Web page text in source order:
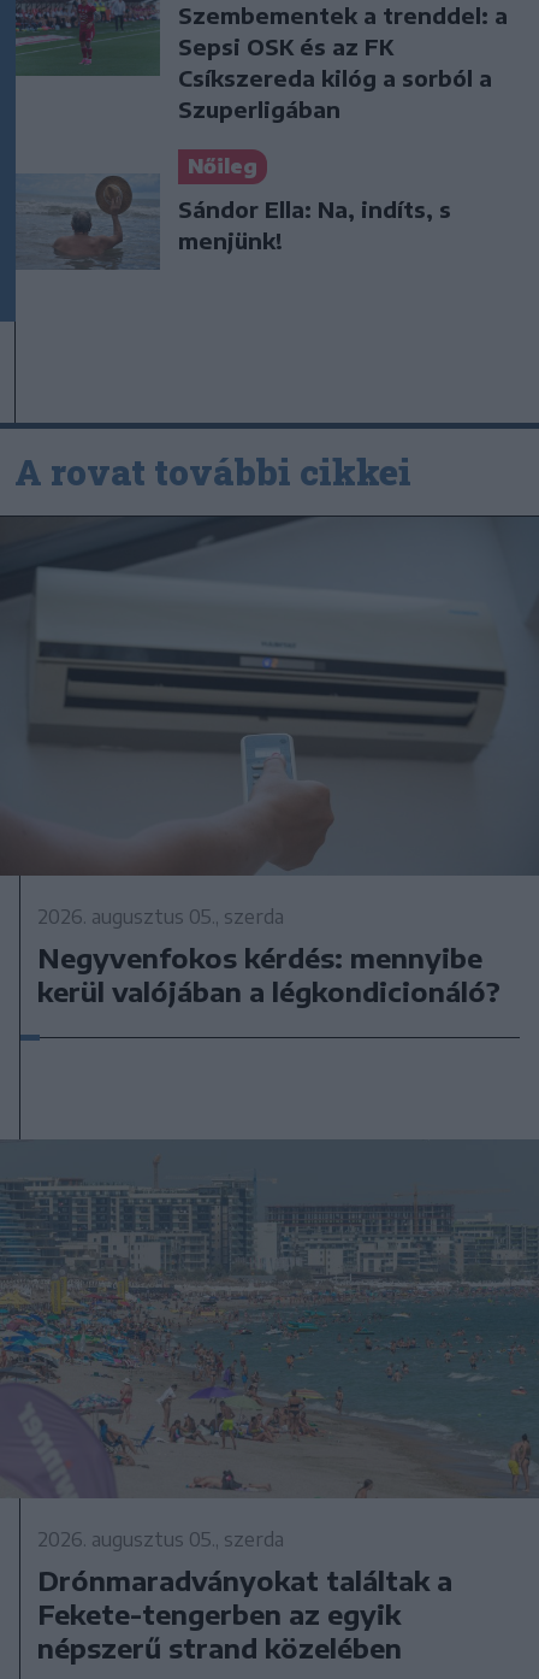
Szembementek a trenddel: a
Sepsi OSK és az FK
Csíkszereda kilóg a sorból a
Szuperligában
Nőileg
Sándor Ella: Na, indíts, s
menjünk!
A rovat további cikkei
2026. augusztus 05., szerda
Negyvenfokos kérdés: mennyibe
kerül valójában a légkondicionáló?
2026. augusztus 05., szerda
Drónmaradványokat találtak a
Fekete-tengerben az egyik
népszerű strand közelében